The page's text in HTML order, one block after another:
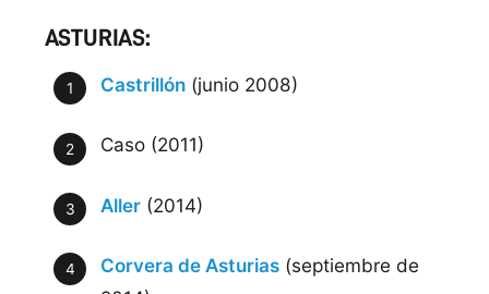
ASTURIAS:
Castrillón (junio 2008)
Caso (2011)
Aller (2014)
Corvera de Asturias (septiembre de